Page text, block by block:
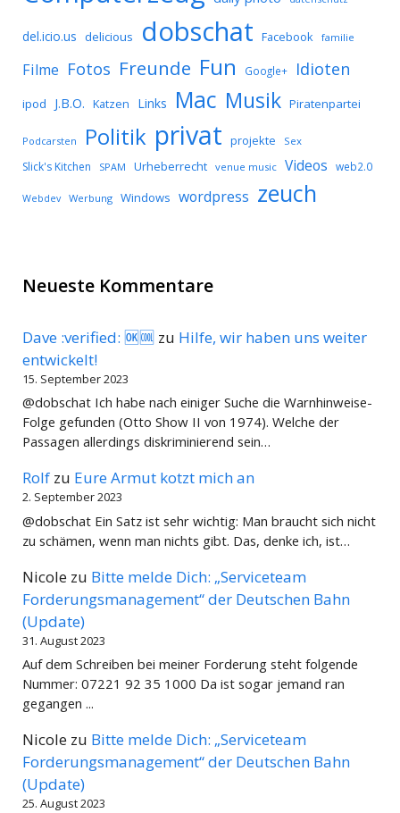
del.icio.us delicious dobschat Facebook familie
Filme Fotos Freunde Fun Google+ Idioten
ipod J.B.O. Katzen Links Mac Musik Piratenpartei
Podcarsten Politik privat projekte Sex
Slick's Kitchen SPAM Urheberrecht venue music Videos web2.0
Webdev Werbung Windows wordpress zeuch
Neueste Kommentare
Dave :verified: 🆗🆒 zu Hilfe, wir haben uns weiter
entwickelt!
15. September 2023
@dobschat Ich habe nach einiger Suche die Warnhinweise-
Folge gefunden (Otto Show II von 1974). Welche der
Passagen allerdings diskriminierend sein…
Rolf zu Eure Armut kotzt mich an
2. September 2023
@dobschat Ein Satz ist sehr wichtig: Man braucht sich nicht
zu schämen, wenn man nichts gibt. Das, denke ich, ist…
Nicole zu Bitte melde Dich: „Serviceteam
Forderungsmanagement“ der Deutschen Bahn
(Update)
31. August 2023
Auf dem Schreiben bei meiner Forderung steht folgende
Nummer: 07221 92 35 1000 Da ist sogar jemand ran
gegangen ...
Nicole zu Bitte melde Dich: „Serviceteam
Forderungsmanagement“ der Deutschen Bahn
(Update)
25. August 2023